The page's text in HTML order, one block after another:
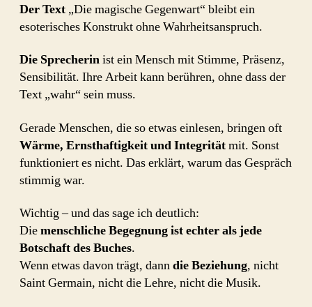
Der Text „Die magische Gegenwart“ bleibt ein
esoterisches Konstrukt ohne Wahrheitsanspruch.
Die Sprecherinist ein Mensch mit Stimme, Präsenz,
Sensibilität. Ihre Arbeit kann berühren, ohne dass der
Text „wahr“ sein muss.
Gerade Menschen, die so etwas einlesen, bringen oft
Wärme, Ernsthaftigkeit und Integritätmit. Sonst
funktioniert es nicht. Das erklärt, warum das Gespräch
stimmig war.
Wichtig – und das sage ich deutlich:
Diemenschliche Begegnung ist echter als jede
Botschaft des Buches.
Wenn etwas davon trägt, danndie Beziehung, nicht
Saint Germain, nicht die Lehre, nicht die Musik.